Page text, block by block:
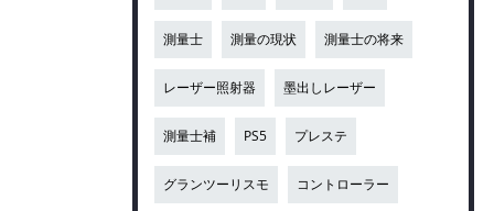
測量士 測量の現状 測量士の将来
レーザー照射器 墨出しレーザー
測量士補 PS5 プレステ
グランツーリスモ コントローラー